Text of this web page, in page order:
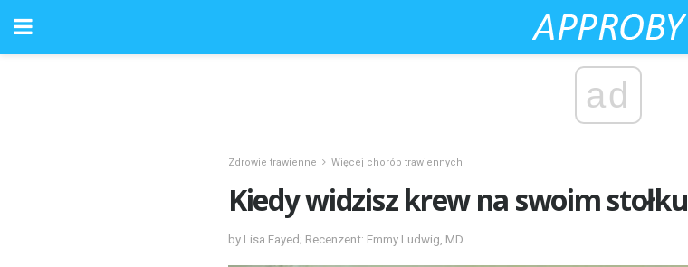
ad
Zdrowie trawienne Więcej chorób trawiennych
Kiedy widzisz krew na swoim stołku
by Lisa Fayed; Recenzent: Emmy Ludwig, MD